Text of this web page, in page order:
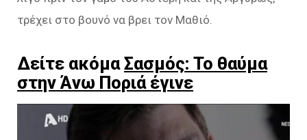
τρέχει στο βουνό να βρει τον Μαθιό.
Δείτε ακόμαΣασμός: Το θαύμα
στην Άνω Ποριά έγινε